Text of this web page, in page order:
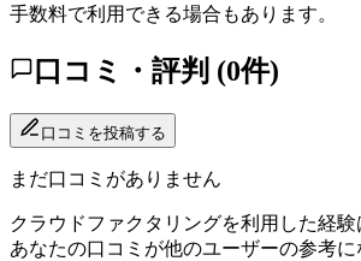
手数料で利用できる場合もあります。
口コミ・評判 (0件)
口コミを投稿する
まだ口コミがありません
クラウドファクタリングを利用した経
あなたの口コミが他のユーザーの参考に